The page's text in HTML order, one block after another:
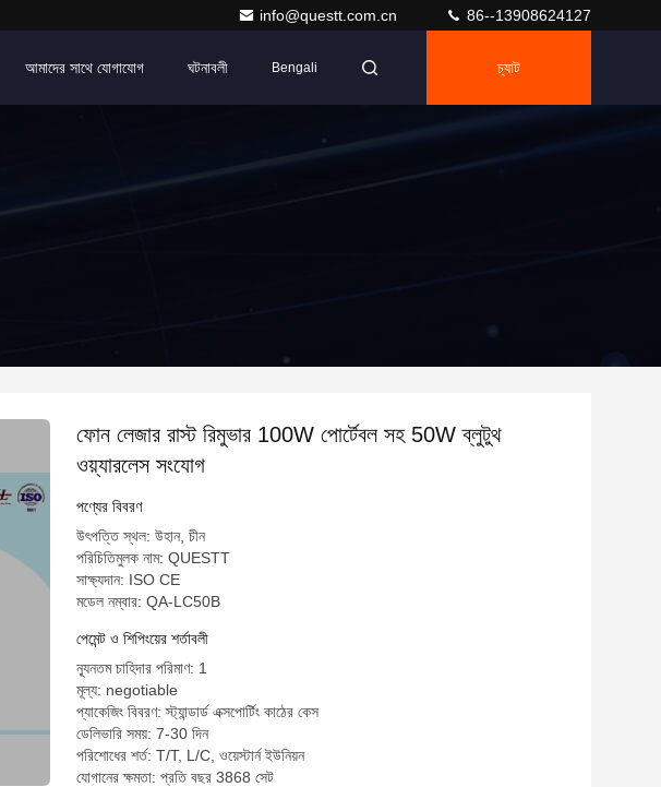
info@questt.com.cn 86--13908624127
আমাদের সাথে যোগাযোগ ঘটনাবলী Bengali চ্যাট
ফোন লেজার রাস্ট রিমুভার 100W পোর্টেবল সহ 50W ব্লুটুথ
ওয়্যারলেস সংযোগ
পণ্যের বিবরণ
উৎপত্তি স্থল: উহান, চীন
পরিচিতিমুলক নাম: QUESTT
সাক্ষ্যদান: ISO CE
মডেল নম্বার: QA-LC50B
পেমেন্ট ও শিপিংয়ের শর্তাবলী
ন্যূনতম চাহিদার পরিমাণ: 1
মূল্য: negotiable
প্যাকেজিং বিবরণ: স্ট্যান্ডার্ড এক্সপোর্টিং কাঠের কেস
ডেলিভারি সময়: 7-30 দিন
পরিশোধের শর্ত: T/T, L/C, ওয়েস্টার্ন ইউনিয়ন
যোগানের ক্ষমতা: প্রতি বছর 3868 সেট